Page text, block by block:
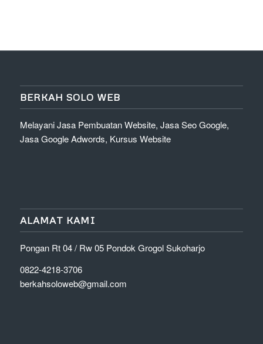
BERKAH SOLO WEB
Melayani Jasa Pembuatan Website, Jasa Seo Google,
Jasa Google Adwords, Kursus Website
ALAMAT KAMI
Pongan Rt 04 / Rw 05 Pondok Grogol Sukoharjo
0822-4218-3706
berkahsoloweb@gmail.com